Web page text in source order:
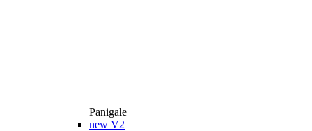
Panigale
new V2